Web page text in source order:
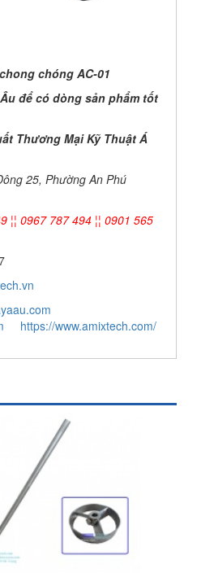
chóng AC-01
để có dòng sản phẩm tốt
Thương Mại Kỹ Thuật Á
25, Phường An Phú
0967 787 494 ¦¦ 0901 565
https://www.amixtech.com/